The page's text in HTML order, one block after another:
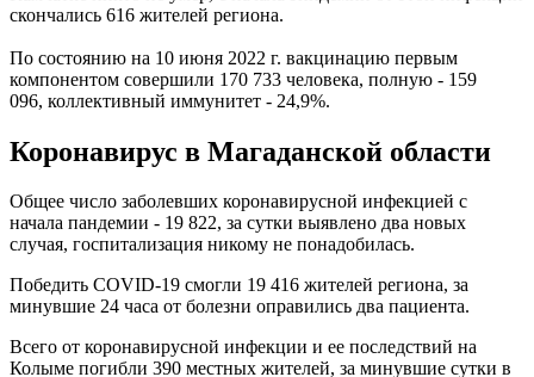
скончались 616 жителей региона.
По состоянию на 10 июня 2022 г. вакцинацию первым
компонентом совершили 170 733 человека, полную - 159
096, коллективный иммунитет - 24,9%.
Коронавирус в Магаданской области
Общее число заболевших коронавирусной инфекцией с
начала пандемии - 19 822, за сутки выявлено два новых
случая, госпитализация никому не понадобилась.
Победить COVID-19 смогли 19 416 жителей региона, за
минувшие 24 часа от болезни оправились два пациента.
Всего от коронавирусной инфекции и ее последствий на
Колыме погибли 390 местных жителей, за минувшие сутки в